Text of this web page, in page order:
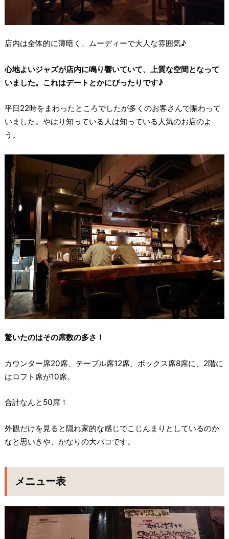
店内は全体的に薄暗く、ムーディーで大人な雰囲気♪
心地よいジャズが店内に鳴り響いていて、上質な空間となって
いました。これはデートとかにぴったりです♪
平日22時をまわったところでしたが多くのお客さんで賑わって
いました。やはり知っている人は知っている人気のお店のよ
う。
驚いたのはその席数の多さ！
カウンター席20席、テーブル席12席、ボックス席8席に、2階に
はロフト席が10席。
合計なんと50席！
外観だけを見ると隠れ家的な感じでこじんまりとしているのか
なと思いきや、かなりの大バコです。
メニュー表